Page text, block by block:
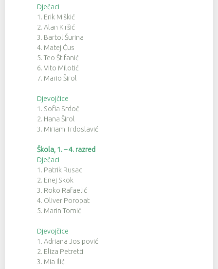
Dječaci
1. Erik Miškić
2. Alan Kiršić
3. Bartol Šurina
4. Matej Ćus
5. Teo Štifanić
6. Vito Milotić
7. Mario Širol
Djevojčice
1. Sofia Srdoč
2. Hana Širol
3. Miriam Trdoslavić
Škola, 1. – 4. razred
Dječaci
1. Patrik Rusac
2. Enej Skok
3. Roko Rafaelić
4. Oliver Poropat
5. Marin Tomić
Djevojčice
1. Adriana Josipović
2. Eliza Petretti
3. Mia Ilić